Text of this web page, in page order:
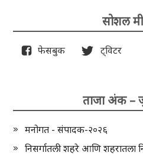
सोशल
फेसबुक ट्विटर
ताजा अंक –
मनोगत - संपादक-२०२६
निसर्गातली शहरे आणि शहरातला